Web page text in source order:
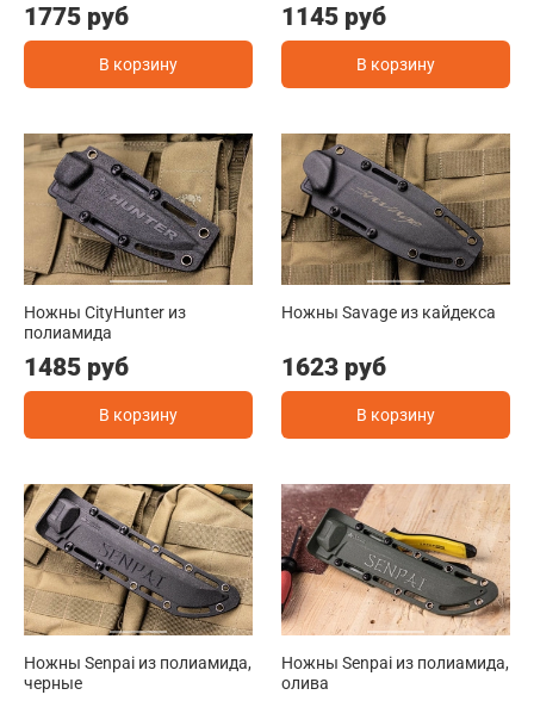
1775 руб
В корзину
1145 руб
В корзину
Ножны CityHunter из
полиамида
1485 руб
В корзину
Ножны Savage из кайдекса
1623 руб
В корзину
Ножны Senpai из полиамида,
черные
Ножны Senpai из полиамида,
олива